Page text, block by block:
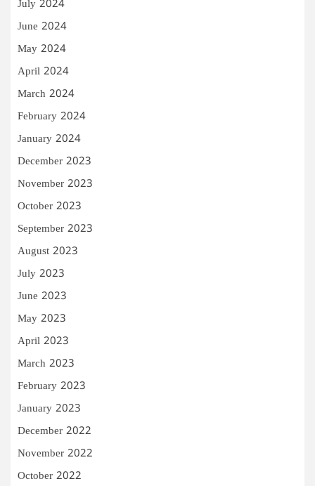
July 2024
June 2024
May 2024
April 2024
March 2024
February 2024
January 2024
December 2023
November 2023
October 2023
September 2023
August 2023
July 2023
June 2023
May 2023
April 2023
March 2023
February 2023
January 2023
December 2022
November 2022
October 2022